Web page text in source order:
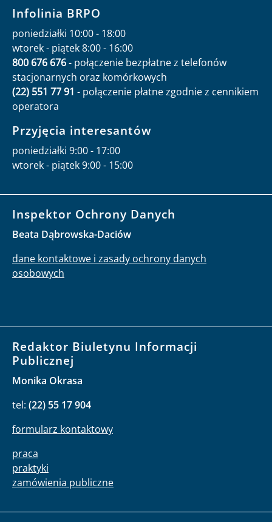
Infolinia BRPO
poniedziałki 10:00 - 18:00
wtorek - piątek 8:00 - 16:00
800 676 676- połączenie bezpłatne z telefonów
stacjonarnych oraz komórkowych
(22) 551 77 91 - połączenie płatne zgodnie z cennikiem
operatora
Przyjęcia interesantów
poniedziałki 9:00 - 17:00
wtorek - piątek 9:00 - 15:00
Inspektor Ochrony Danych
Beata Dąbrowska-Daciów
dane kontaktowe i zasady ochrony danych
osobowych
Redaktor Biuletynu Informacji
Publicznej
Monika Okrasa
tel: (22) 55 17 904
formularz kontaktowy
praca
praktyki
zamówienia publiczne